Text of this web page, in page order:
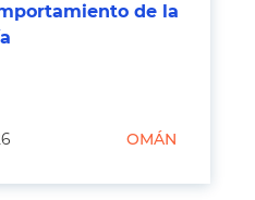
de la
OMÁN